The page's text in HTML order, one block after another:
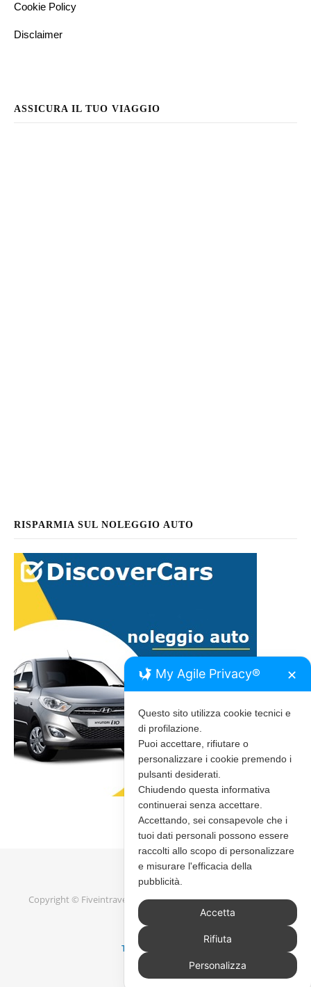
Cookie Policy
Disclaimer
ASSICURA IL TUO VIAGGIO
RISPARMIA SUL NOLEGGIO AUTO
Copyright © Fiveintravel 2020 - 2026 |Bard Tema diWP Royal.
TORNA IN ALTO
My Agile Privacy® ✕
Questo sito utilizza cookie tecnici e
di profilazione.
Puoi accettare, rifiutare o
personalizzare i cookie premendo i
pulsanti desiderati.
Chiudendo questa informativa
continuerai senza accettare.
Accettando, sei consapevole che i
tuoi dati personali possono essere
raccolti allo scopo di personalizzare
e misurare l'efficacia della
pubblicità.
Accetta
Rifiuta
Personalizza